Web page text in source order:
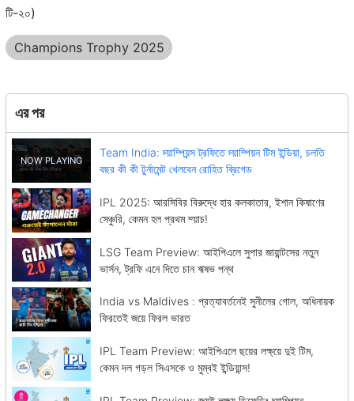
টি-২০)
Champions Trophy 2025
এর পর
Team India: চ্য়াম্পিয়ন্স ট্রফিতে চ্য়াম্পিয়ন টিম ইন্ডিয়া, চলতি
বছর কী কী টুর্নামেন্ট খেলবেন রোহিত ব্রিগেড
IPL 2025: আরসিবির বিরুদ্ধে হার কলকাতার, ইশান কিষাণের
সেঞ্চুরি, কেমন হল প্রথম ম্য়াচ!
LSG Team Preview: আইপিএলে সুপার জায়ান্টসের নতুন
ভার্সন, ট্রফি এনে দিতে চান ঋষভ পন্থ
India vs Maldives : প্রত্যাবর্তনেই সুনীলের গোল, অধিনায়ক
ফিরতেই জয়ে ফিরল ভারত
IPL Team Preview: আইপিএলে ছয়ের লক্ষ্য়ে দুই টিম,
কেমন দল গড়ল সিএসকে ও মুম্বই ইন্ডিয়ান্স!